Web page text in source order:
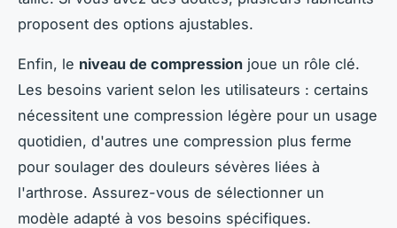
proposent des options ajustables.
Enfin, le niveau de compression joue un rôle clé.
Les besoins varient selon les utilisateurs : certains
nécessitent une compression légère pour un usage
quotidien, d'autres une compression plus ferme
pour soulager des douleurs sévères liées à
l'arthrose. Assurez-vous de sélectionner un
modèle adapté à vos besoins spécifiques.